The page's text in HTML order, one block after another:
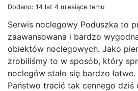
Dodano: 14 lat 4 miesiące temu
Serwis noclegowy Poduszka to
zaawansowana i bardzo
obiektów noclegowych. Jako
zrobiliśmy to w sposób, który
noclegów stało się bardzo
Państwo tracić tak cennego dziś